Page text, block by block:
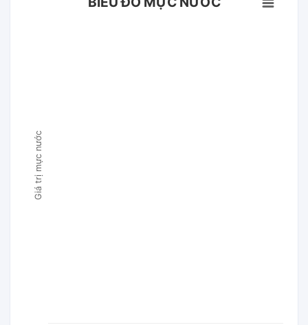
Giá trị mực nước